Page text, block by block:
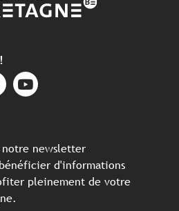
notre newsletter
d'informations
pleinement de votre